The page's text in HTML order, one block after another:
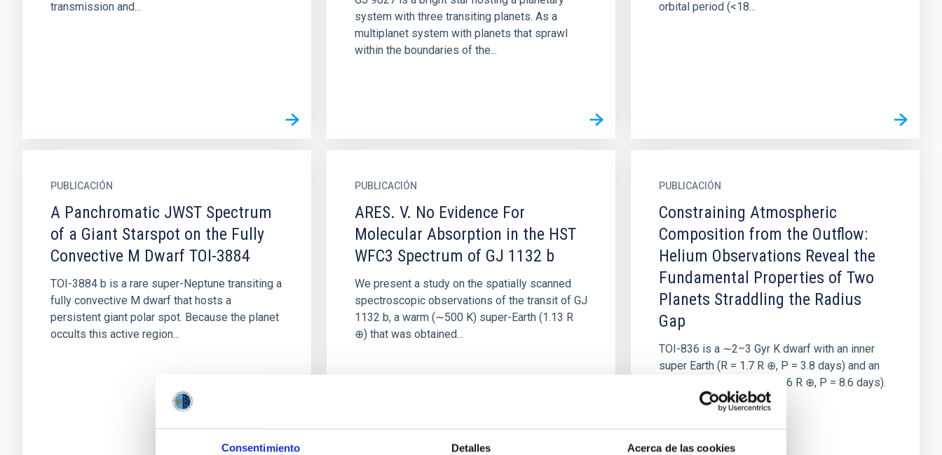
Consentimiento Detalles Acerca de las cookies
transmission and...
system with three transiting planets. As a
multiplanet system with planets that sprawl
within the boundaries of the...
orbital period (<18...
PUBLICACIÓN
A Panchromatic JWST Spectrum
of a Giant Starspot on the Fully
Convective M Dwarf TOI-3884
TOI-3884 b is a rare super-Neptune transiting a
fully convective M dwarf that hosts a
persistent giant polar spot. Because the planet
occults this active region...
PUBLICACIÓN
ARES. V. No Evidence For
Molecular Absorption in the HST
WFC3 Spectrum of GJ 1132 b
We present a study on the spatially scanned
spectroscopic observations of the transit of GJ
1132 b, a warm (∼500 K) super-Earth (1.13 R
⊕) that was obtained...
PUBLICACIÓN
Constraining Atmospheric
Composition from the Outflow:
Helium Observations Reveal the
Fundamental Properties of Two
Planets Straddling the Radius
Gap
TOI-836 is a ∼2–3 Gyr K dwarf with an inner
super Earth (R = 1.7 R ⊕, P = 3.8 days) and an
outer mini-Neptune (R = 2.6 R ⊕, P = 8.6 days).
JWST/NIRSpec 2.8–5.2...